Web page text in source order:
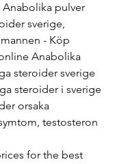
pulver
sverige,
- Köp
Anabolika
steroider sverige
steroider i sverige
orsaka
testosteron
for the best